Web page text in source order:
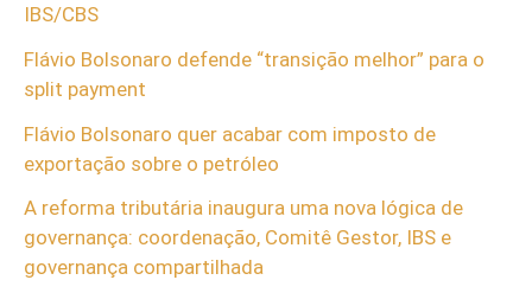
IBS/CBS
Flávio Bolsonaro defende “transição melhor” para o
split payment
Flávio Bolsonaro quer acabar com imposto de
exportação sobre o petróleo
A reforma tributária inaugura uma nova lógica de
governança: coordenação, Comitê Gestor, IBS e
governança compartilhada